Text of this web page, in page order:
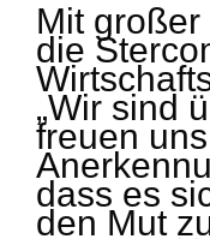
Mit
die
„Wir sind
freuen
dass es
den Mut